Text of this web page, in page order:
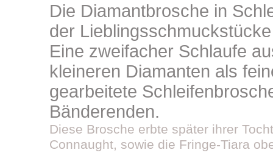
Die Diamantbrosche in
der
Eine zweifacher Schlaufe
kleineren Diamanten als
gearbeitete
Bänderenden.
Diese Brosche erbte später ihrer
Connaught, sowie die Fringe-Tiara